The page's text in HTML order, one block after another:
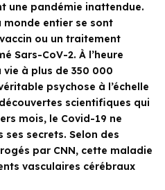
une pandémie inattendue.
monde entier se sont
ou un traitement
Sars-CoV-2. À l’heure
à plus de 350 000
psychose à l’échelle
scientifiques qui
mois, le Covid-19 ne
secrets. Selon des
par CNN, cette maladie
vasculaires cérébraux